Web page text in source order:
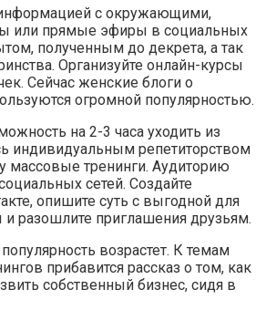
с окружающими,
или прямые эфиры в социальных
полученным до декрета, а так
Организуйте онлайн-курсы
Сейчас женские блоги о
огромной популярностью.
на 2-3 часа уходить из
индивидуальным репетиторством
массовые тренинги. Аудиторию
сетей. Создайте
опишите суть с выгодной для
и разошлите приглашения друзьям.
возрастет. К темам
прибавится рассказ о том, как
собственный бизнес, сидя в